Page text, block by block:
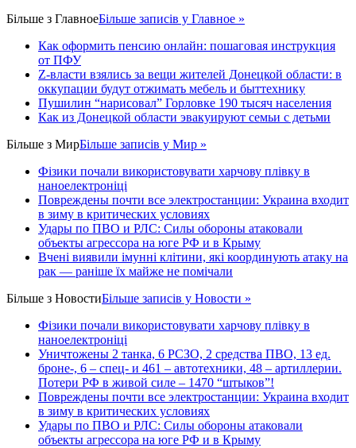
Більше з ГлавноеБільше записів у Главное »
Как оформить пенсию онлайн: пошаговая инструкция
от ПФУ
Z-власти взялись за вещи жителей Донецкой области: в
оккупации будут отжимать мебель и быттехнику
Пушилин “нарисовал” Горловке 190 тысяч населения
Как из Донецкой области эвакуируют семьи с детьми
Більше з МирБільше записів у Мир »
Фізики почали використовувати харчову плівку в
наноелектроніці
Повреждены почти все электростанции: Украина входит
в зиму в критических условиях
Удары по ПВО и РЛС: Силы обороны атаковали
объекты агрессора на юге РФ и в Крыму
Вчені виявили імунні клітини, які координують атаку на
рак — раніше їх майже не помічали
Більше з НовостиБільше записів у Новости »
Фізики почали використовувати харчову плівку в
наноелектроніці
Уничтожены 2 танка, 6 РСЗО, 2 средства ПВО, 13 ед.
броне-, 6 – спец- и 461 – автотехники, 48 – артиллерии.
Потери РФ в живой силе – 1470 “штыков”!
Повреждены почти все электростанции: Украина входит
в зиму в критических условиях
Удары по ПВО и РЛС: Силы обороны атаковали
объекты агрессора на юге РФ и в Крыму